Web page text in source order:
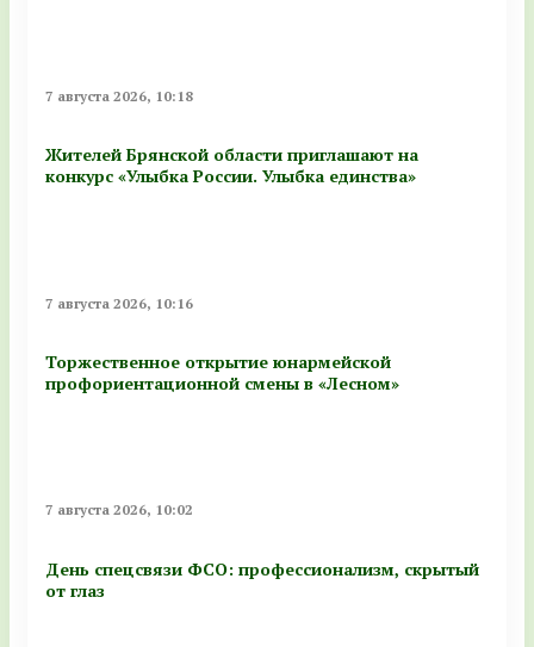
7 августа 2026, 10:18
Жителей Брянской области приглашают на
конкурс «Улыбка России. Улыбка единства»
7 августа 2026, 10:16
Торжественное открытие юнармейской
профориентационной смены в «Лесном»
7 августа 2026, 10:02
День спецсвязи ФСО: профессионализм, скрытый
от глаз